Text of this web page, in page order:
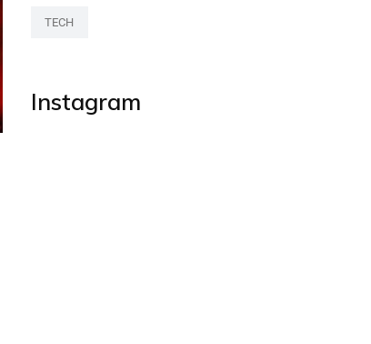
TECH
Instagram